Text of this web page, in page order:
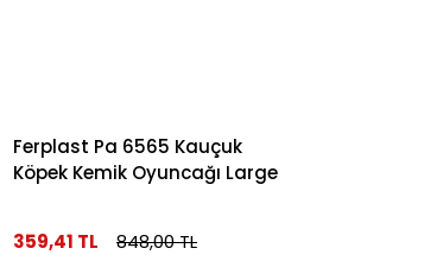
Ferplast Pa 6565 Kauçuk
Köpek Kemik Oyuncağı Large
359,41 TL 848,00 TL